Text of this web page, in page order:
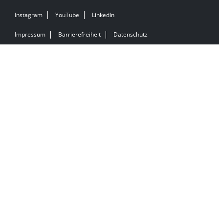
Instagram YouTube LinkedIn
Impressum Barrierefreiheit Datenschutz